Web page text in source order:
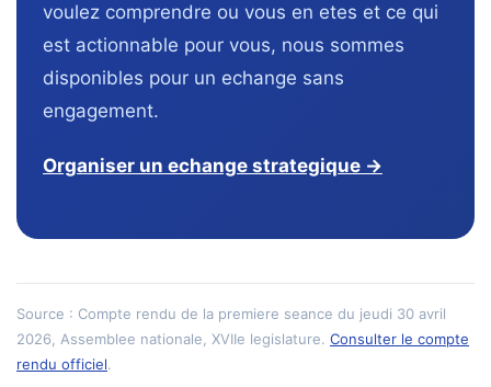
voulez comprendre ou vous en etes et ce qui
est actionnable pour vous, nous sommes
disponibles pour un echange sans
engagement.
Organiser un echange strategique →
Source : Compte rendu de la premiere seance du jeudi 30 avril
2026, Assemblee nationale, XVIIe legislature. Consulter le compte
rendu officiel.